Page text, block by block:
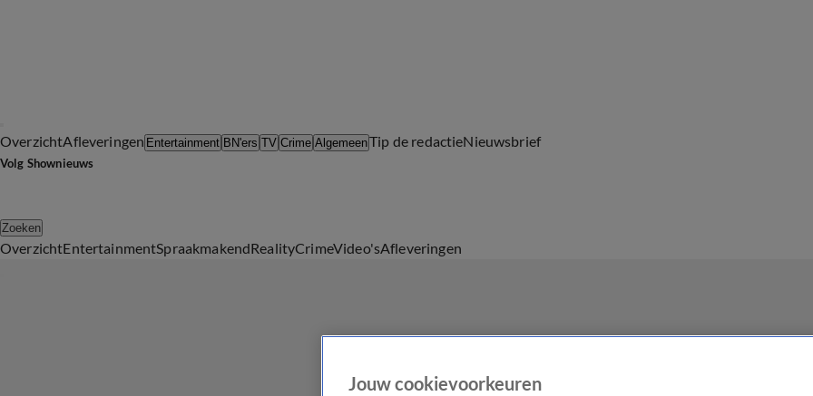
OverzichtAfleveringen Entertainment BN'ers TV Crime AlgemeenTip de redactieNieuwsbrief
Volg Shownieuws
Zoeken
OverzichtEntertainmentSpraakmakendRealityCrimeVideo'sAfleveringen
Jouw cookievoorkeuren